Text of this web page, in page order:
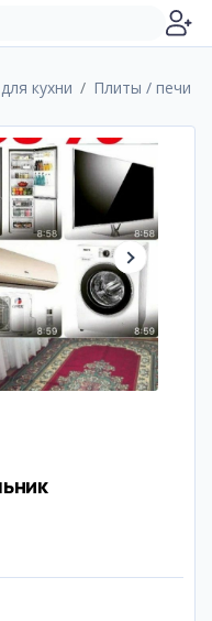
кухни Плиты / печи